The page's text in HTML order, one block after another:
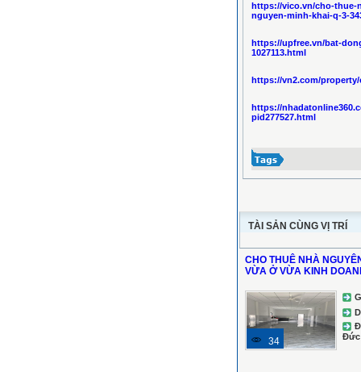
https://vico.vn/cho-thue-
nguyen-minh-khai-q-3-
https://upfree.vn/bat-
1027113.html
https://vn2.com/
https://
pid277527.html
TÀI SẢN CÙNG VỊ TRÍ
CHO THUÊ NHÀ
VỪA Ở VỪA KINH
34
Đức